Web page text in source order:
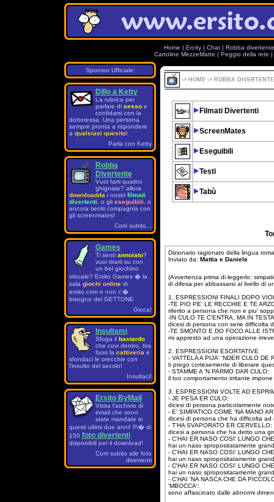
Home | Ercity | Chat | Robba
Cartoline MezzeMatte | Peggio della rete |
Sponsor Ufficiale:
Dillo a Ketty
La rubrica per
parlare di sessoe
confidarsi con la
dottoressa. Una persona
sempre pronta a rispondere
a qualsiasi quesito!
Parla con Ketty
Robba
Divertente
Vuoi farti quattro
ghignate? allora
downloadda i nostri filmati
divertenti , o gli eseguibili , o
ancora tieniti compagnia con
gli screenmates!
Corri subito...
Games
Ti senti annoiato?
vuoi tirarti su con
un bel giochino
virtuale? Ersito Games � la
sala giochi onlinedi
ersito.com e non c'�
bisogno del GETTONE
Gioca!
Insultami
Sfoga il bastardo
che covi dentro, tira
fuori la cattiveria e
sfondaci le orecchie con
l'insulto del secolo!
Insultaci!
Ersito ByMail
Visita l'archivio di
email che sono
state mandate in
questi ultimi due anni! Pi� di
150 foto divertenti
disponibili per il download!
Corri subito alle foto
divertenti
-> HOME -> ROBBA DIVERTENTE
Filmati Divertenti
ScreenMates
Eseguibili
Testi
Tabù
Dizionario ragionato della lingua
Inviato da: Mattia e Daniele
(Avvertenza prima di leggerlo:
di difesa per abbassarsi al livello di
1. ESPRESSIONI FINALI DOPO
-TE PIO PE' LE RECCHIE E TE
riferito a persona che non e piu'
-IN CULO TE C'ENTRA, MA IN
dicesi di persona con serie difficolta
-TE SMONTO E DO FOCO ALLE
mi appresto ad una operazione
2. ESPRESSIONI ESORTATIVE
- VATTELA A PIJA' 'NDER CULO DE
ti prego cortesemente di liberare
- STAMME A 'N PARMO DAR CULO:
il tuo comportamento irritante
3. ESPRESSIONI VOLTE AD
- JE PESA ER CULO:
dicesi di persona particolarmente
- E' SIMPATICO COME 'NA MANO
dicesi di persona che ha difficolta ad
- T'HA SVAPORATO ER CERVELLO:
dicesi a persona che ha detto una
- C'HAI ER NASO COSI' LUNGO
hai un naso spropositatamente
- C'HAI ER NASO COSI' LUNGO
hai un naso spropositatamente
- C'HAI ER NASO COSI' LUNGO
hai un naso spropositatamente
- C'HAI 'NA NASCA CHE DA
'MBOCCA':
sono affascinato dalle abnormi